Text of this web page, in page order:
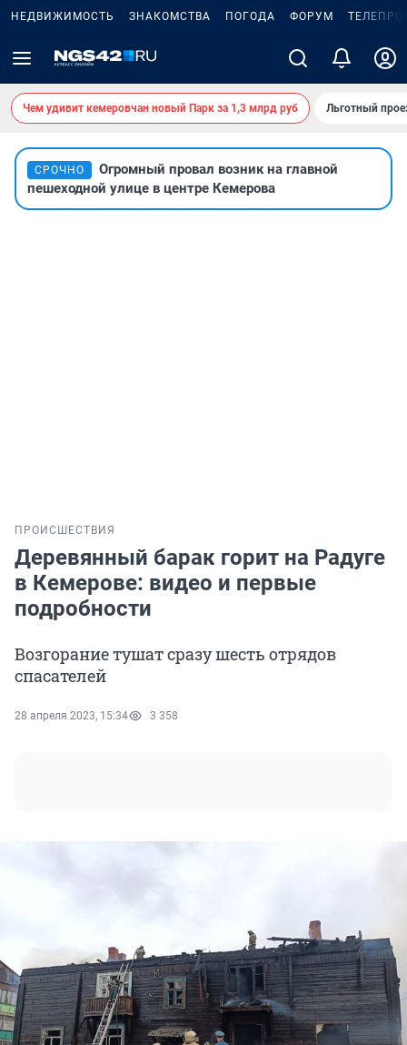
НЕДВИЖИМОСТЬ ЗНАКОМСТВА ПОГОДА ФОРУМ
Чем удивит кемеровчан новый Парк за 1,3 млрд руб Льготный
СРОЧНО
Огромный провал возник на главной
пешеходной улице в центре Кемерова
ПРОИСШЕСТВИЯ
Деревянный барак горит на Радуге
в Кемерове: видео и первые
подробности
Возгорание тушат сразу шесть отрядов
спасателей
28 апреля 2023, 15:34 3 358